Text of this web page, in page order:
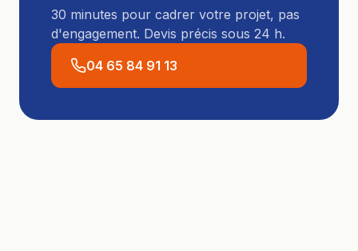
30 minutes pour cadrer votre projet, pas
d'engagement. Devis précis sous 24 h.
04 65 84 91 13